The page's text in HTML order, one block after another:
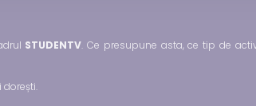
STUDENTV. Ce presupune asta, ce tip de
dorești.